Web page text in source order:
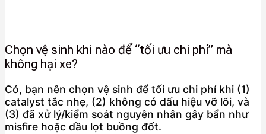
Chọn vệ sinh khi nào để “tối ưu chi phí” mà
không hại xe?
Có, bạn nên chọn vệ sinh để tối ưu chi phí khi (1)
catalyst tắc nhẹ, (2) không có dấu hiệu vỡ lõi, và
(3) đã xử lý/kiểm soát nguyên nhân gây bẩn như
misfire hoặc dầu lọt buồng đốt.